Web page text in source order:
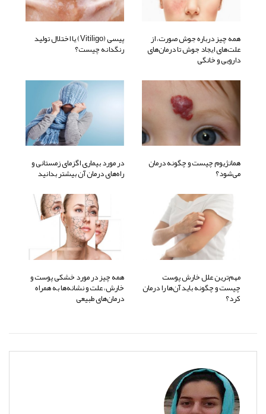
همه چیز درباره جوش صورت، از
علت‌های ایجاد جوش تا درمان‌های
دارویی و خانگی
پیسی (Vitiligo) یا اختلال تولید
رنگدانه چیست؟
همانژیوم چیست و چگونه درمان
می‌شود؟
در مورد بیماری اگزمای زمستانی و
راه‌های درمان آن بیشتر بدانید
مهم‌ترین علل خارش پوست
چیست و چگونه باید آن‌ها را درمان
کرد؟
همه چیز در مورد خشکی پوست و
خارش، علت و نشانه‌ها به همراه
درمان‌های طبیعی